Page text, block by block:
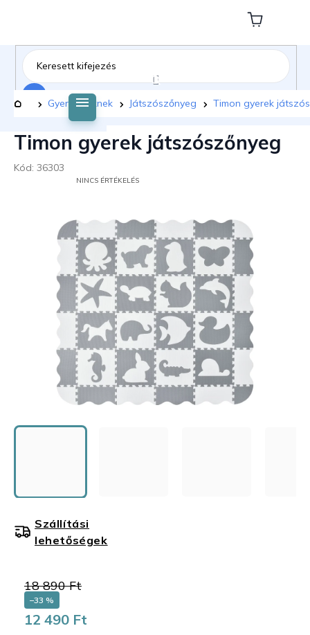
tartalomhoz
Kosár
Kezdőlap
Gyermekeknek Játszószőnyeg Timon gyerek
Timon gyerek játszószőnyeg
Kód: 36303
CSILLAG.
NINCS ÉRTÉKELÉS
18 890 Ft
–33 %
12 490 Ft
Szállítási
lehetőségek